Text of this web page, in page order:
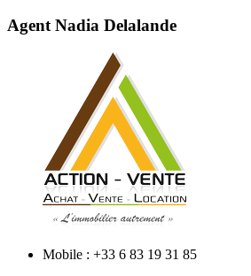
Agent Nadia Delalande
Mobile : +33 6 83 19 31 85